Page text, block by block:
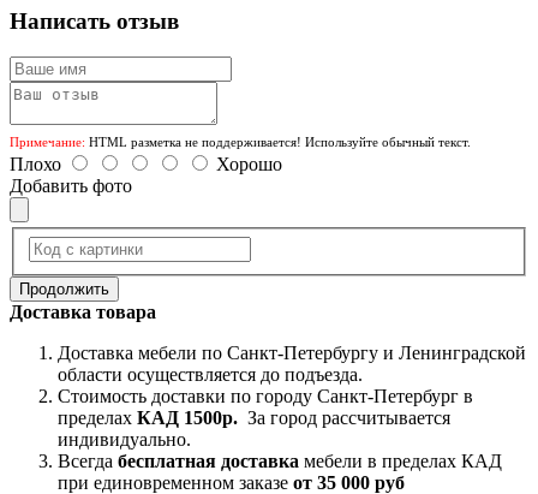
Написать отзыв
Примечание: HTML разметка не поддерживается! Используйте обычный текст.
Плохо
Хорошо
Добавить фото
Продолжить
Доставка товара
Доставка мебели по Санкт-Петербургу и Ленинградской
области осуществляется до подъезда.
Стоимость доставки по городу Санкт-Петербург в
пределах КАД 1500р. За город рассчитывается
индивидуально.
Всегда бесплатная доставка мебели в пределах КАД
при единовременном заказе от 35 000 руб